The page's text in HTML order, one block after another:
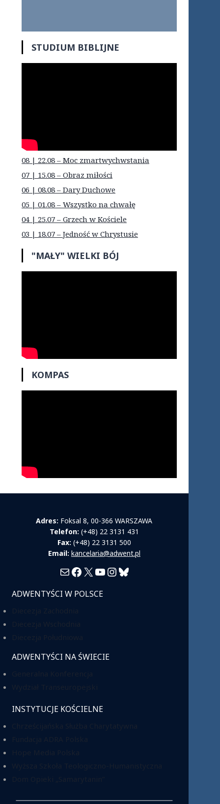
STUDIUM BIBLIJNE
08 | 22.08 – Moc zmartwychwstania
07 | 15.08 – Obraz miłości
06 | 08.08 – Dary Duchowe
05 | 01.08 – Wszystko na chwałę
04 | 25.07 – Grzech w Kościele
03 | 18.07 – Jedność w Chrystusie
"MAŁY" WIELKI BÓJ
KOMPAS
Adres: Foksal 8, 00-366 WARSZAWA
Telefon: (+48) 22 3131 431
Fax: (+48) 22 3131 500
Email: kancelaria@adwent.pl
MailFacebook
X YouTube
Instagram
Bluesky
ADWENTYŚCI W POLSCE
ADWENTYŚCI NA ŚWIECIE
INSTYTUCJE KOŚCIELNE